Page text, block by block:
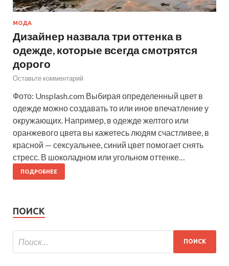
МОДА
Дизайнер назвала три оттенка в
одежде, которые всегда смотрятся
дорого
Оставьте комментарий
Фото: Unsplash.com Выбирая определенный цвет в
одежде можно создавать то или иное впечатление у
окружающих. Например, в одежде желтого или
оранжевого цвета вы кажетесь людям счастливее, в
красной — сексуальнее, синий цвет помогает снять
стресс. В шоколадном или угольном оттенке…
ПОДРОБНЕЕ
ПОИСК